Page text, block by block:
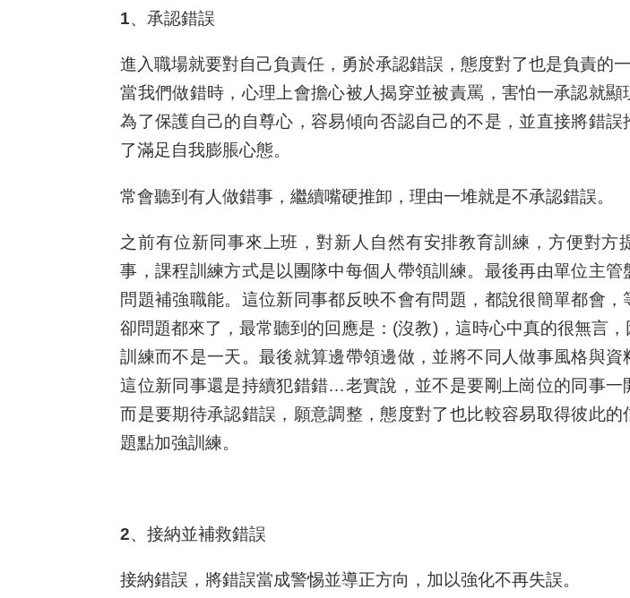
1、承認錯誤
進入職場就要對自己負責任，勇於承認錯誤，態度對了也是負責的一
當我們做錯時，心理上會擔心被人揭穿並被責罵，害怕一承認就顯
為了保護自己的自尊心，容易傾向否認自己的不是，並直接將錯誤
了滿足自我膨脹心態。
常會聽到有人做錯事，繼續嘴硬推卸，理由一堆就是不承認錯誤。
之前有位新同事來上班，對新人自然有安排教育訓練，方便對方
事，課程訓練方式是以團隊中每個人帶領訓練。最後再由單位主管
問題補強職能。這位新同事都反映不會有問題，都說很簡單都會，
卻問題都來了，最常聽到的回應是：(沒教)，這時心中真的很無言
訓練而不是一天。最後就算邊帶領邊做，並將不同人做事風格與資
這位新同事還是持續犯錯錯…老實說，並不是要剛上崗位的同事一
而是要期待承認錯誤，願意調整，態度對了也比較容易取得彼此的
題點加強訓練。
2、接納並補救錯誤
接納錯誤，將錯誤當成警惕並導正方向，加以強化不再失誤。